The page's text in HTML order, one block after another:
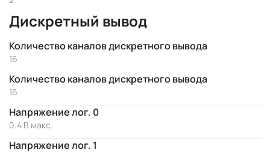
Дискретный вывод
Количество каналов дискретного вывода
16
Количество каналов дискретного вывода
16
Напряжение лог. 0
0.4 В макс.
Напряжение лог. 1